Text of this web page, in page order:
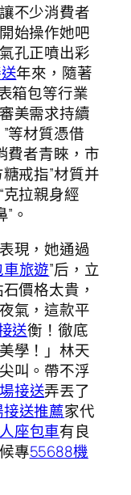
不少消費者
始操作她吧
孔正噴出彩
年來，隨著
箱包等行業
美需求持續
等材質憑借
費者青睞，市
戒指”材質并
拉親身經
。
現，她通過
旅遊”后，立
價格太貴，
氣，這款平
送衡！徹底
學！」林天
叫。帶不浮
接送弄丟了
送推薦家代
座包車有良
專55688機